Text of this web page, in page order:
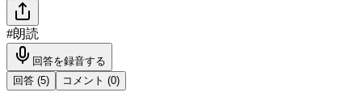
#朗読
回答を録音する
回答 (5) コメント (0)